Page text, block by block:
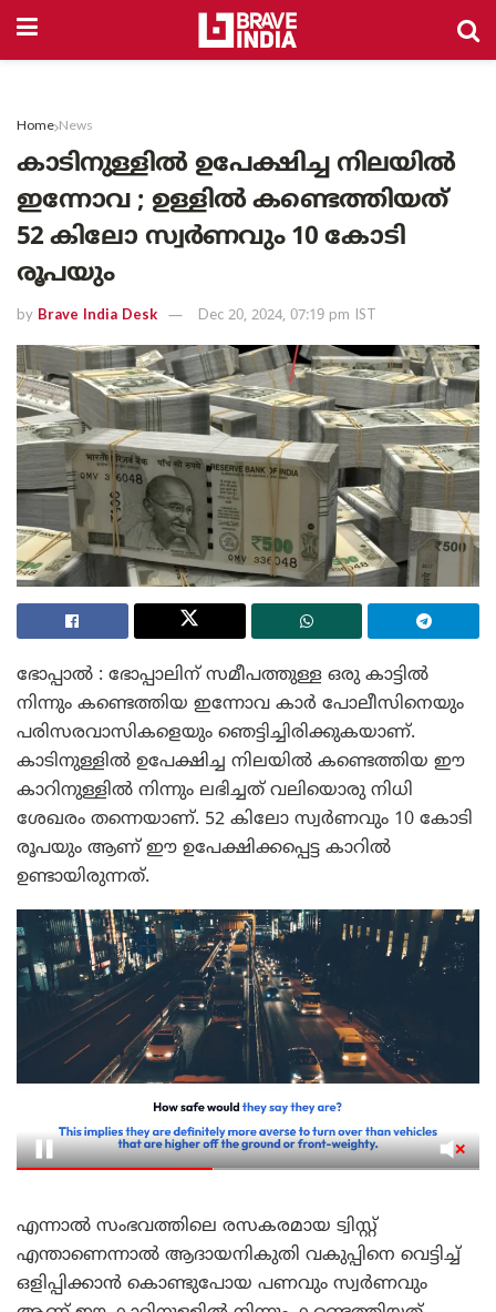
Home News
കാടിനുള്ളിൽ ഉപേക്ഷിച്ച നിലയിൽ
ഇന്നോവ ; ഉള്ളിൽ കണ്ടെത്തിയത്
52 ​​കിലോ സ്വർണവും 10 കോടി
രൂപയും
by Brave India Desk Dec 20, 2024, 07:19 pm IST
ഭോപ്പാൽ : ഭോപ്പാലിന് സമീപത്തുള്ള ഒരു കാട്ടിൽ
നിന്നും കണ്ടെത്തിയ ഇന്നോവ കാർ പോലീസിനെയും
പരിസരവാസികളെയും ഞെട്ടിച്ചിരിക്കുകയാണ്.
കാടിനുള്ളിൽ ഉപേക്ഷിച്ച നിലയിൽ കണ്ടെത്തിയ ഈ
കാറിനുള്ളിൽ നിന്നും ലഭിച്ചത് വലിയൊരു നിധി
ശേഖരം തന്നെയാണ്. 52 ​​കിലോ സ്വർണവും 10 കോടി
രൂപയും ആണ് ഈ ഉപേക്ഷിക്കപ്പെട്ട കാറിൽ
ഉണ്ടായിരുന്നത്.
എന്നാൽ സംഭവത്തിലെ രസകരമായ ട്വിസ്റ്റ്
എന്താണെന്നാൽ ആദായനികുതി വകുപ്പിനെ വെട്ടിച്ച്
ഒളിപ്പിക്കാൻ കൊണ്ടുപോയ പണവും സ്വർണവും